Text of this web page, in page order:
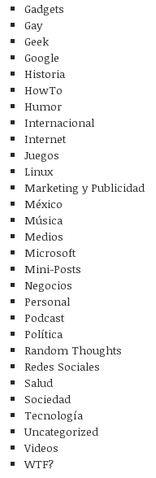
Gadgets
Gay
Geek
Google
Historia
HowTo
Humor
Internacional
Internet
Juegos
Linux
Marketing y Publicidad
México
Música
Medios
Microsoft
Mini-Posts
Negocios
Personal
Podcast
Política
Random Thoughts
Redes Sociales
Salud
Sociedad
Tecnología
Uncategorized
Videos
WTF?